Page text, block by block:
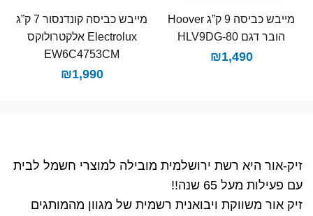
מייבש כביסה 9 ק”ג Hoover
הובר דגם HLV9DG-80
₪1,490
מייבש כביסה קונדנסור 7 ק”ג
Electrolux אלקטרולוקס
EW6C4753CM
₪1,990
זיק-אור היא רשת ירושלמית מובילה למוצרי חשמל לבית
עם פעילות מעל 65 שנה!!
זיק אור משווקת ויבואנית רשמית של מגוון מהמותגים